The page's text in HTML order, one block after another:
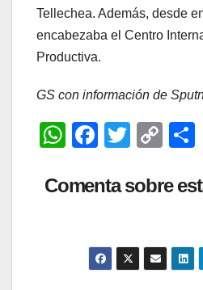
Tellechea. Además, desde
encabezaba el Centro
Productiva.
GS con información de
W
at
F
c
b
o
T
tt
C
p
Li
n
ar
Comenta sobre